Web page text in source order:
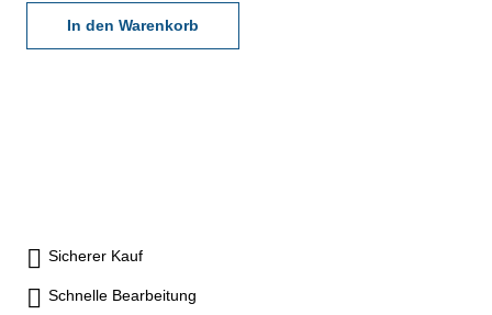
Ratsche - mit 4 Einstellmaßen
- Ablesung 0,01 mm,
In den Warenkorb
Sicherer Kauf
Schnelle Bearbeitung